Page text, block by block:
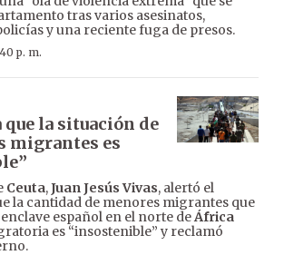
tras varios asesinatos,
y una reciente fuga de presos.
p. m.
que la situación de
migrantes es
Ceuta,Juan Jesús Vivas, alertó el
la cantidad de menores migrantes que
español en el norte deÁfrica
es “insostenible” y reclamó